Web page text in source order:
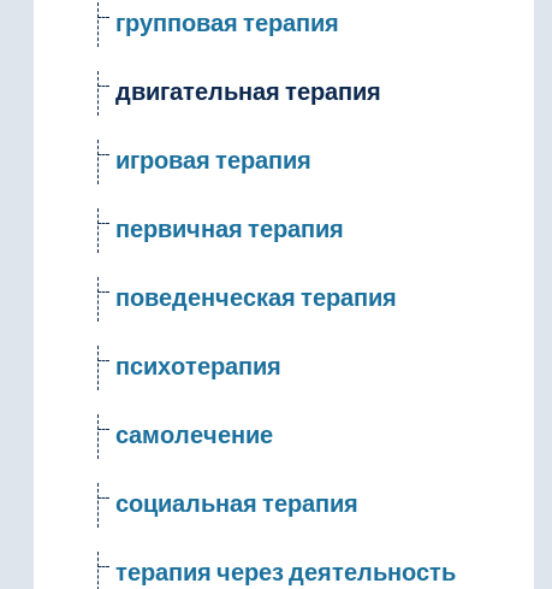
групповая терапия
двигательная терапия
игровая терапия
первичная терапия
поведенческая терапия
психотерапия
самолечение
социальная терапия
терапия через деятельность